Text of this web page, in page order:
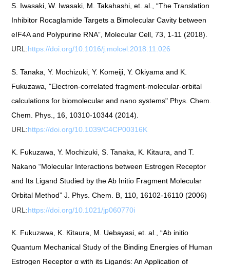
S. Iwasaki, W. Iwasaki, M. Takahashi, et. al., “The Translation
Inhibitor Rocaglamide Targets a Bimolecular Cavity between
eIF4A and Polypurine RNA”, Molecular Cell, 73, 1-11 (2018).
URL:https://doi.org/10.1016/j.molcel.2018.11.026
S. Tanaka, Y. Mochizuki, Y. Komeiji, Y. Okiyama and K.
Fukuzawa, "Electron-correlated fragment-molecular-orbital
calculations for biomolecular and nano systems" Phys. Chem.
Chem. Phys., 16, 10310-10344 (2014).
URL:https://doi.org/10.1039/C4CP00316K
K. Fukuzawa, Y. Mochizuki, S. Tanaka, K. Kitaura, and T.
Nakano “Molecular Interactions between Estrogen Receptor
and Its Ligand Studied by the Ab Initio Fragment Molecular
Orbital Method” J. Phys. Chem. B, 110, 16102-16110 (2006)
URL:https://doi.org/10.1021/jp060770i
K. Fukuzawa, K. Kitaura, M. Uebayasi, et. al., “Ab initio
Quantum Mechanical Study of the Binding Energies of Human
Estrogen Receptor α with its Ligands: An Application of